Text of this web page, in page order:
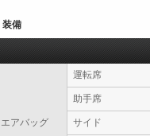
装備
エアバッグ
運転席
助手席
サイド